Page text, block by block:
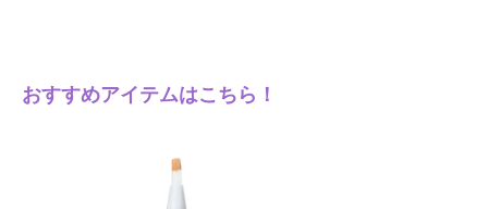
おすすめアイテムはこちら！